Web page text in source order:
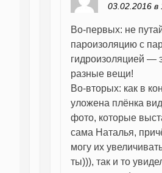
03.02.2016 в
Во-первых: не
пароизоляцию с
гидроизоляцией —
разные вещи!
Во-вторых: как в
уложена плёнка
фото, которые
сама Наталья,
могу их
ты))), так и то